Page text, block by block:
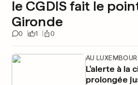
le CGDIS fait le
Gironde
0 1 0
AU
L'alerte à la
prolongée